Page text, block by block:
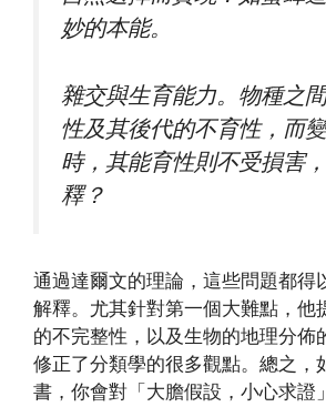
妙的本能。
雜交與生育能力。物種之
性及其後代的不育性，而
時，其能育性則不受損害
釋？
通過達爾文的理論，這些問題都得
解釋。尤其針對第一個大難點，他
的不完整性，以及生物的地理分佈
修正了分類學的很多觀點。總之，
書，你會對「大膽假設，小心求證